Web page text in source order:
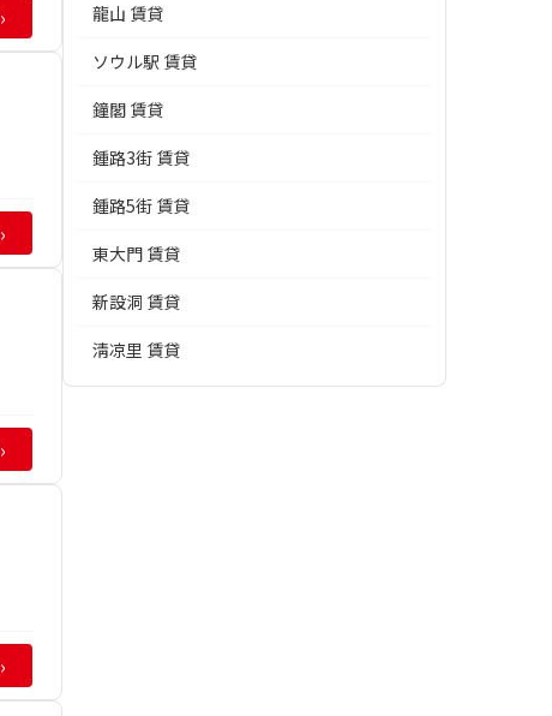
›
›
›
›
龍山 賃貸
ソウル駅 賃貸
鐘閣 賃貸
鍾路3街 賃貸
鍾路5街 賃貸
東大門 賃貸
新設洞 賃貸
淸凉里 賃貸